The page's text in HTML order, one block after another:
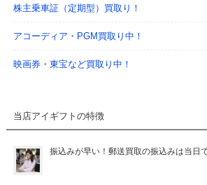
株主乗車証（定期型）買取り！
アコーディア・PGM買取り中！
映画券・東宝など買取り中！
当店アイギフトの特徴
振込みが早い！郵送買取の振込みは当日